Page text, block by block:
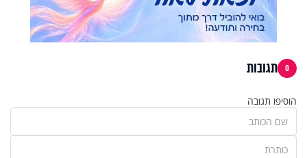
0 תגובות
הוסיפו תגובה